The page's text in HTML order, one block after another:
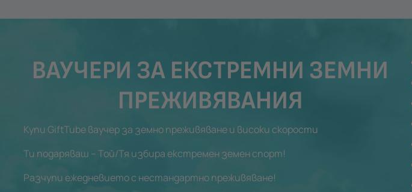
ВАУЧЕРИ ЗА ЕКСТРЕМНИ ЗЕМНИ
ПРЕЖИВЯВАНИЯ
Купи GiftTube ваучер за земно преживяване и високи скорости
Ти подаряваш – Той/Тя избира екстремен земен спорт!
Разчупи ежедневието с нестандартно преживяване!